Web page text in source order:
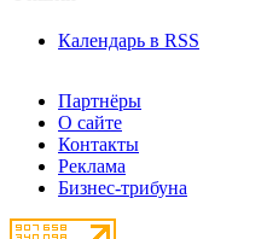
Календарь в RSS
Партнёры
О сайте
Контакты
Реклама
Бизнес-трибуна